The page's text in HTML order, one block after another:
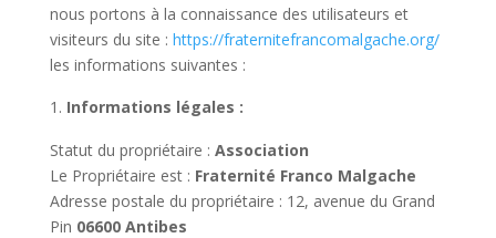
nous portons à la connaissance des utilisateurs et
visiteurs du site : https://fraternitefrancomalgache.org/
les informations suivantes :
Informations légales :
Statut du propriétaire : Association
Le Propriétaire est : Fraternité Franco Malgache
Adresse postale du propriétaire : 12, avenue du Grand
Pin 06600 Antibes